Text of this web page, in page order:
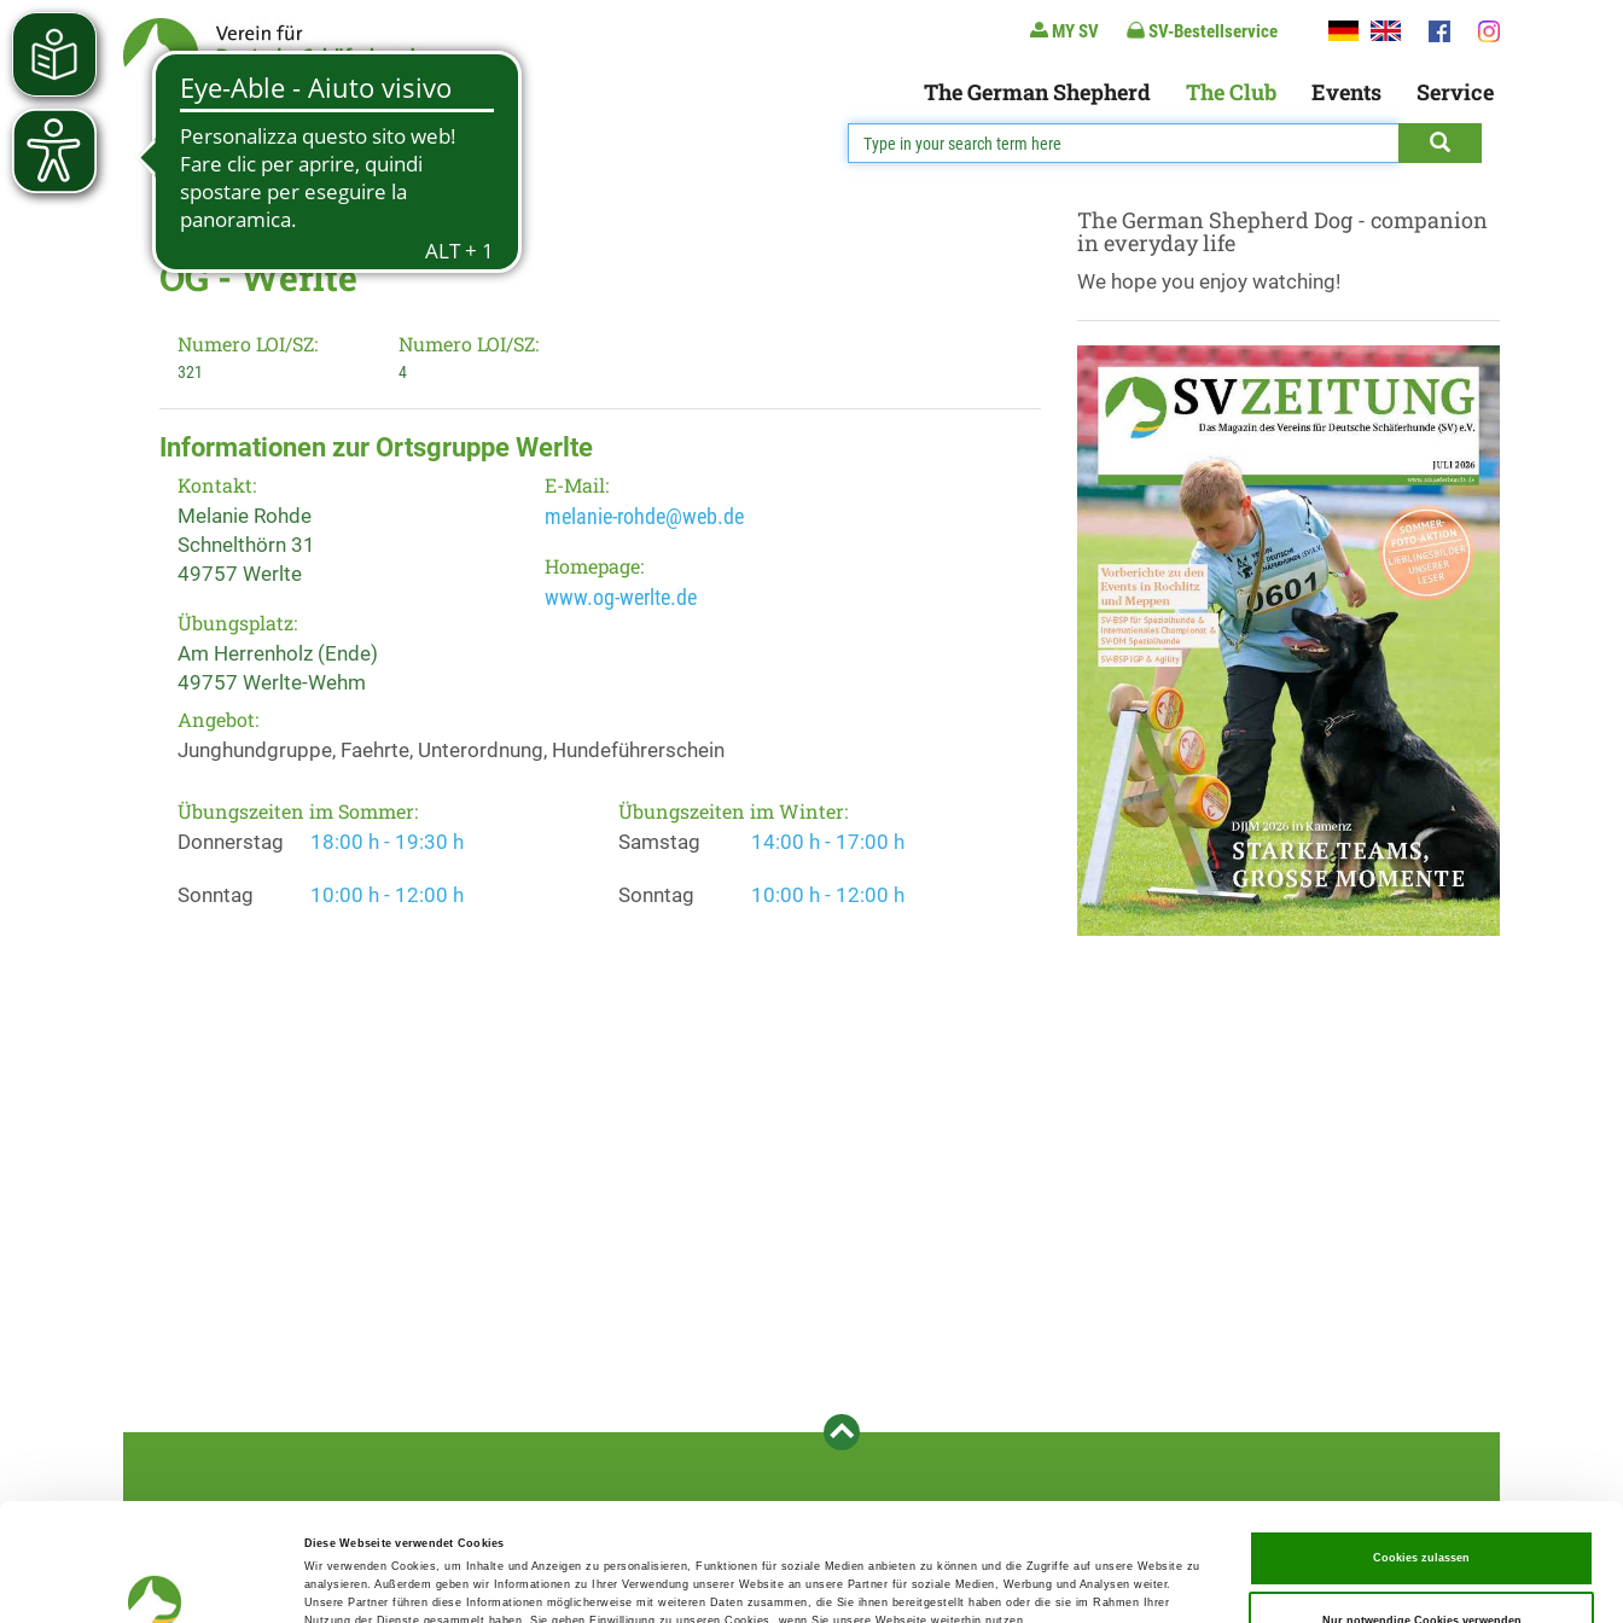
Diese Webseite verwendet Cookies
Wir verwenden Cookies, um Inhalte und Anzeigen zu personalisieren, Funktionen für soziale Medien anbieten zu können und die Zugriffe auf unsere Website zu
analysieren. Außerdem geben wir Informationen zu Ihrer Verwendung unserer Website an unsere Partner für soziale Medien, Werbung und Analysen weiter.
Unsere Partner führen diese Informationen möglicherweise mit weiteren Daten zusammen, die Sie ihnen bereitgestellt haben oder die sie im Rahmen Ihrer
Cookies zulassen
Nur notwendige Cookies verwenden
MY SV SV-Bestellservice
The German Shepherd The Club Events Service
OG - Werlte
Numero LOI/SZ:
321
Numero LOI/SZ:
4
Informationen zur Ortsgruppe Werlte
Kontakt:
Melanie Rohde
Schnelthörn 31
49757 Werlte
Übungsplatz:
Am Herrenholz (Ende)
49757 Werlte-Wehm
E-Mail:
melanie-rohde@web.de
Homepage:
www.og-werlte.de
Angebot:
Junghundgruppe, Faehrte, Unterordnung, Hundeführerschein
Übungszeiten im Sommer:
Donnerstag 18:00 h - 19:30 h
Sonntag 10:00 h - 12:00 h
Übungszeiten im Winter:
Samstag 14:00 h - 17:00 h
Sonntag 10:00 h - 12:00 h
The German Shepherd Dog - companion
in everyday life
We hope you enjoy watching!
Everything about the breed
Breeding and upbringing
Helper and saviour
Structur
SV magazine
Local groups
Youth
Supra-regional events VDH/FCI
Events calender
Paymentsystem
Forms, information brochures,
directories